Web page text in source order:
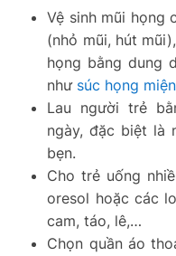
Vệ sinh mũi họng
(nhỏ mũi, hút
họng bằng dung
như súc họng
Lau người trẻ
ngày, đặc biệt là
bẹn.
Cho trẻ uống
oresol hoặc các
cam, táo, lê,…
Chọn quần áo